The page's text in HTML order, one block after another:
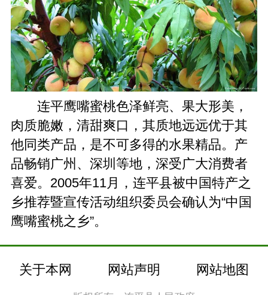
连平鹰嘴蜜桃色泽鲜亮、果大形美，
肉质脆嫩，清甜爽口，其质地远远优于其
他同类产品，是不可多得的水果精品。产
品畅销广州、深圳等地，深受广大消费者
喜爱。2005年11月，连平县被中国特产之
乡推荐暨宣传活动组织委员会确认为“中国
鹰嘴蜜桃之乡”。
关于本网 网站声明 网站地图